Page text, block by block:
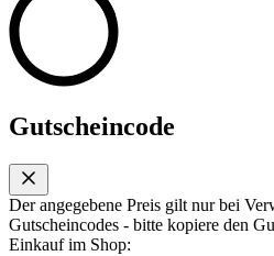
Gutscheincode
Der angegebene Preis gilt nur bei
Gutscheincodes - bitte kopiere den
Einkauf im Shop: